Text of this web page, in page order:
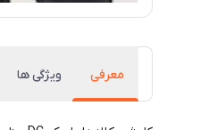
معرفی ویژگی ها